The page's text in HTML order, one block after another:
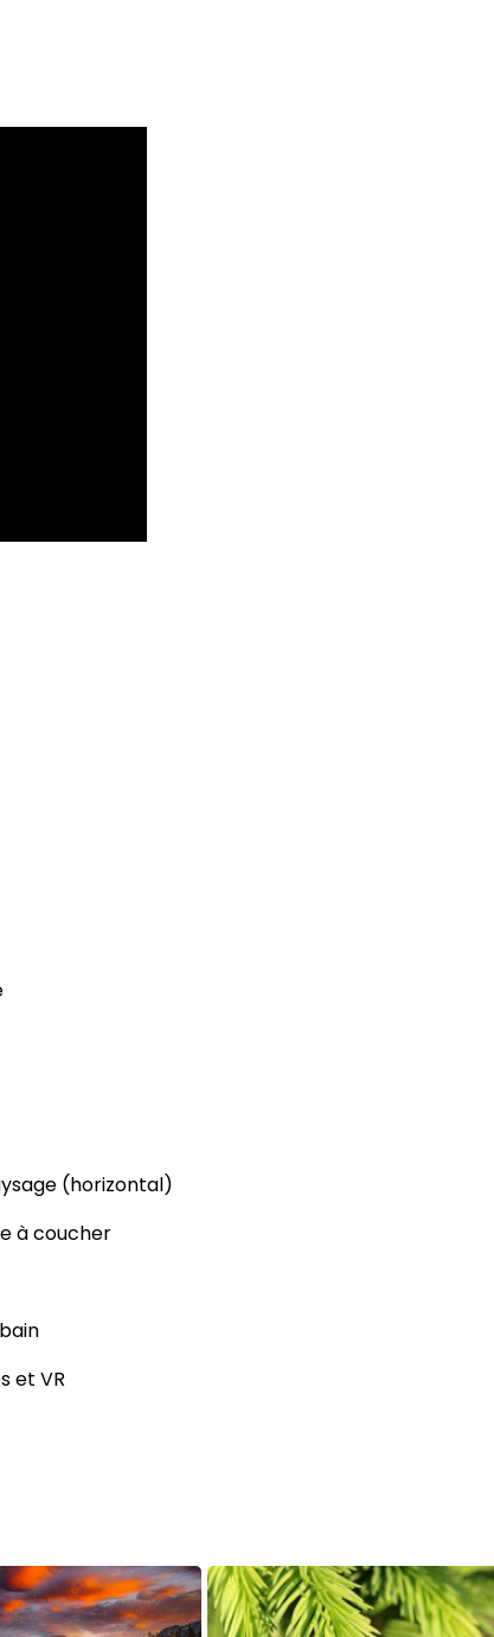
(horizontal)
à coucher
et VR